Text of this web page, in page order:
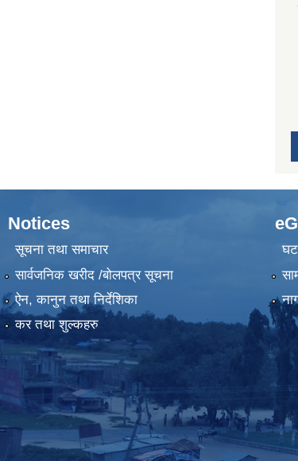
Notices
सूचना तथा समाचार
सार्वजनिक खरीद /बोलपत्र सूचना
ऐन, कानुन तथा निर्देशिका
कर तथा शुल्कहरु